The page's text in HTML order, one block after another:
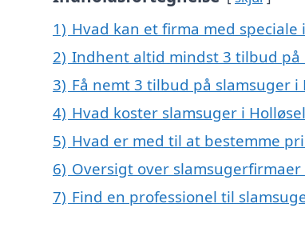
1) Hvad kan et firma med
2) Indhent altid mindst 3 tilbud på
3) Få nemt 3 tilbud på slamsuger
4) Hvad koster slamsuger i
5) Hvad er med til at bestemme
6) Oversigt over
7) Find en professionel til